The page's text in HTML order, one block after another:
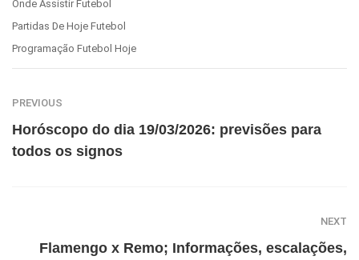
Onde Assistir Futebol
Partidas De Hoje Futebol
Programação Futebol Hoje
PREVIOUS
Horóscopo do dia 19/03/2026: previsões para
todos os signos
NEXT
Flamengo x Remo; Informações, escalações,